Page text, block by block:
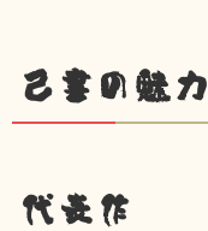
己書の魅力
代表作